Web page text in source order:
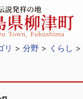
リ 分野 くらし